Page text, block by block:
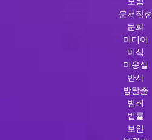
문서작성
문화
미디어
미식
미용실
반사
방탈출
범죄
법률
보안